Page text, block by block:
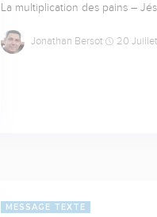
La multiplication des pains –
Jonathan Bersot 20
MESSAGE TEXTE